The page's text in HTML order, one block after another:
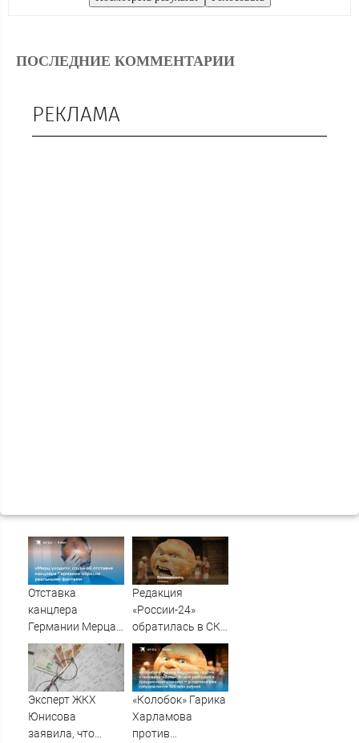
ПОСЛЕДНИЕ КОММЕНТАРИИ
РЕКЛАМА
Отставка
канцлера
Германии Мерца:
последние
новости на 7
августа 2026 и
прогнозы
Редакция
«России-24»
обратилась в СКР
из-за травли
съемочной
группы «Колобка»
Эксперт ЖКХ
Юнисова
заявила, что
«Колобок» Гарика
Харламова
против